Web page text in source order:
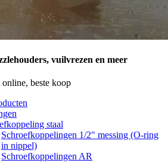
vuilvrezen en meer
beste koop
staal
Schroefkoppelingen 1/2" messing (O-ring
in nippel)
Schroefkoppelingen AR